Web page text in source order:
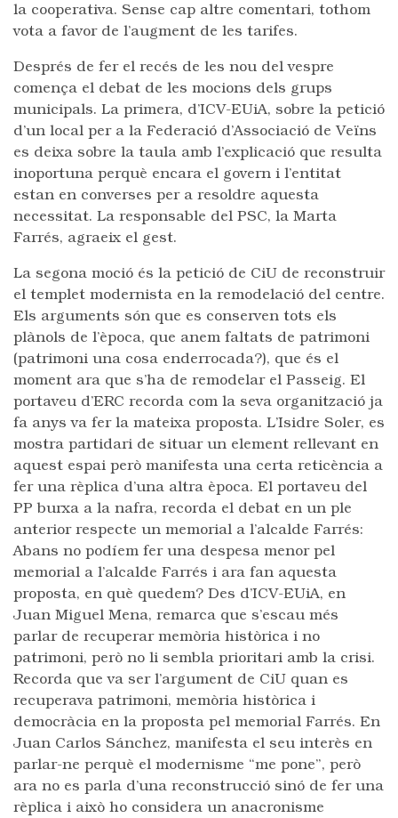
la cooperativa. Sense cap altre comentari, tothom
vota a favor de l’augment de les tarifes.
Després de fer el recés de les nou del vespre
comença el debat de les mocions dels grups
municipals. La primera, d’ICV-EUiA, sobre la petició
d’un local per a la Federació d’Associació de Veïns
es deixa sobre la taula amb l’explicació que resulta
inoportuna perquè encara el govern i l’entitat
estan en converses per a resoldre aquesta
necessitat. La responsable del PSC, la Marta
Farrés, agraeix el gest.
La segona moció és la petició de CiU de reconstruir
el templet modernista en la remodelació del centre.
Els arguments són que es conserven tots els
plànols de l’època, que anem faltats de patrimoni
(patrimoni una cosa enderrocada?), que és el
moment ara que s’ha de remodelar el Passeig. El
portaveu d’ERC recorda com la seva organització ja
fa anys va fer la mateixa proposta. L’Isidre Soler, es
mostra partidari de situar un element rellevant en
aquest espai però manifesta una certa reticència a
fer una rèplica d’una altra època. El portaveu del
PP burxa a la nafra, recorda el debat en un ple
anterior respecte un memorial a l’alcalde Farrés:
Abans no podíem fer una despesa menor pel
memorial a l’alcalde Farrés i ara fan aquesta
proposta, en què quedem? Des d’ICV-EUiA, en
Juan Miguel Mena, remarca que s’escau més
parlar de recuperar memòria històrica i no
patrimoni, però no li sembla prioritari amb la crisi.
Recorda que va ser l’argument de CiU quan es
recuperava patrimoni, memòria històrica i
democràcia en la proposta pel memorial Farrés. En
Juan Carlos Sánchez, manifesta el seu interès en
parlar-ne perquè el modernisme “me pone”, però
ara no es parla d’una reconstrucció sinó de fer una
rèplica i això ho considera un anacronisme